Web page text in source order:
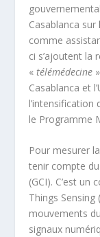
Casablanca sur
comme
ci s’ajoutent la
«télémédecine
Casablanca et
l’intensification
le Programme
Pour mesurer
tenir compte
(GCI). C’est
Things
mouvements
signaux